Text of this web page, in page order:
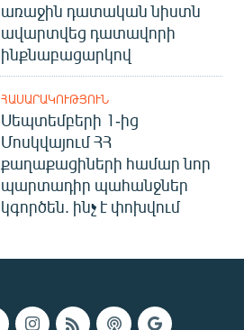
առաջին դատական նիստն
ավարտվեց դատավորի
ինքնաբացարկով
ՀԱՍԱՐԱԿՈՒԹՅՈՒՆ
Սեպտեմբերի 1-ից
Մոսկվայում ՀՀ
քաղաքացիների համար նոր
պարտադիր պահանջներ
կգործեն. ինչ է փոխվում